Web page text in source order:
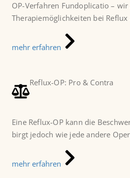
OP-Verfahren Fundoplicatio –
Therapiemöglichkeiten bei
mehr erfahren
Reflux-OP: Pro & Contra
Eine Reflux-OP kann die
birgt jedoch wie jede andere
mehr erfahren